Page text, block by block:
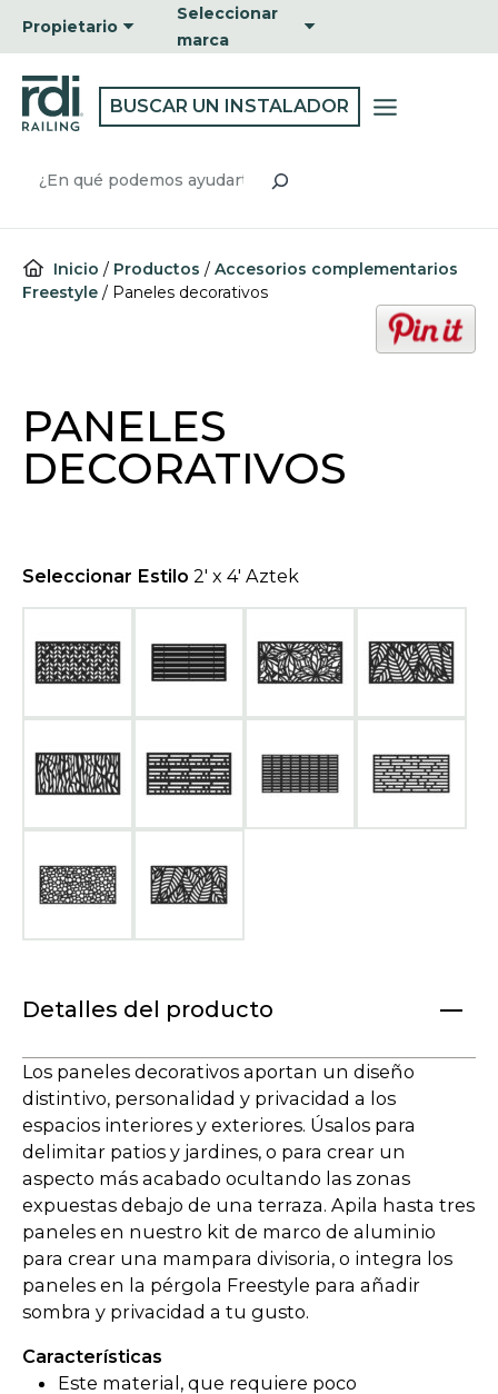
Propietario
Seleccionar
marca
BUSCAR UN INSTALADOR
Inicio / Productos / Accesorios complementarios
Freestyle / Paneles decorativos
PANELES
DECORATIVOS
Seleccionar Estilo 2' x 4' Aztek
Detalles del producto
Los paneles decorativos aportan un diseño
distintivo, personalidad y privacidad a los
espacios interiores y exteriores. Úsalos para
delimitar patios y jardines, o para crear un
aspecto más acabado ocultando las zonas
expuestas debajo de una terraza. Apila hasta tres
paneles en nuestro kit de marco de aluminio
para crear una mampara divisoria, o integra los
paneles en la pérgola Freestyle para añadir
sombra y privacidad a tu gusto.
Características
Este material, que requiere poco